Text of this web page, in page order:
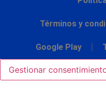
Términos y
Google Play
Gestionar